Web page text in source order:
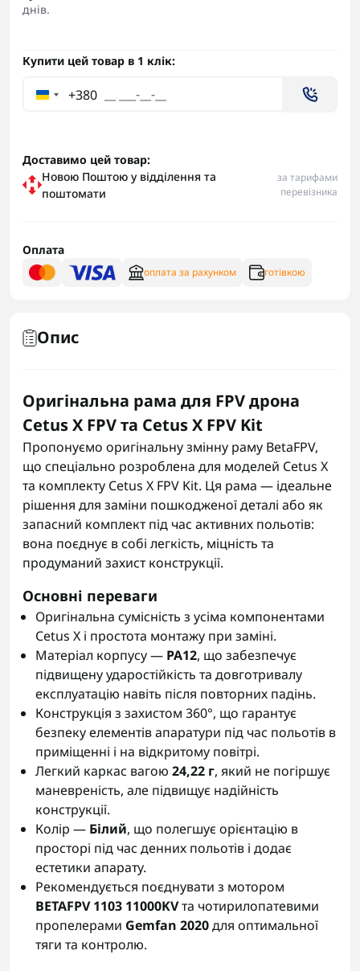
днів.
Купити цей товар в 1 клік:
+380
Доставимо цей товар:
Новою Поштою у відділення та
поштомати
за тарифами
перевізника
Оплата
оплата за рахунком готівкою
Опис
Оригінальна рама для FPV дрона
Cetus X FPV та Cetus X FPV Kit
Пропонуємо оригінальну змінну раму BetaFPV,
що спеціально розроблена для моделей Cetus X
та комплекту Cetus X FPV Kit. Ця рама — ідеальне
рішення для заміни пошкодженої деталі або як
запасний комплект під час активних польотів:
вона поєднує в собі легкість, міцність та
продуманий захист конструкції.
Основні переваги
Оригінальна сумісність з усіма компонентами
Cetus X і простота монтажу при заміні.
Матеріал корпусу — PA12, що забезпечує
підвищену ударостійкість та довготривалу
експлуатацію навіть після повторних падінь.
Конструкція з захистом 360°, що гарантує
безпеку елементів апаратури під час польотів в
приміщенні і на відкритому повітрі.
Легкий каркас вагою 24,22 г, який не погіршує
маневреність, але підвищує надійність
конструкції.
Колір — Білий, що полегшує орієнтацію в
просторі під час денних польотів і додає
естетики апарату.
Рекомендується поєднувати з мотором
BETAFPV 1103 11000KVта чотирилопатевими
пропелерами Gemfan 2020для оптимальної
тяги та контролю.